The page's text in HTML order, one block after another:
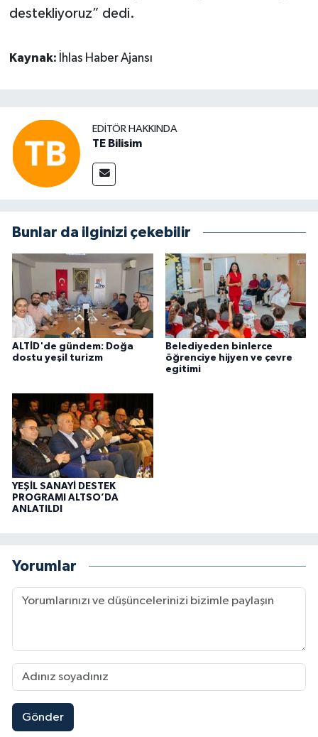
destekliyoruz” dedi.
Kaynak: İhlas Haber Ajansı
EDITÖR HAKKINDA
TE Bilisim
Bunlar da ilginizi çekebilir
ALTİD'de gündem: Doğa
dostu yeşil turizm
Belediyeden binlerce
öğrenciye hijyen ve çevre
egitimi
YEŞİL SANAYİ DESTEK
PROGRAMI ALTSO’DA
ANLATILDI
Yorumlar
Gönder